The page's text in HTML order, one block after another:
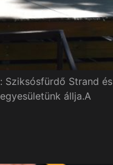
Sziksósfürdő Strand és
állja.A